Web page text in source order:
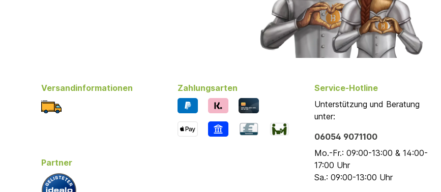
Versandinformationen
Partner
Zahlungsarten
Service-Hotline
Unterstützung und Beratung
unter:
06054 9071100
Mo.-Fr.: 09:00-13:00 & 14:00-
17:00 Uhr
Sa.: 09:00-13:00 Uhr